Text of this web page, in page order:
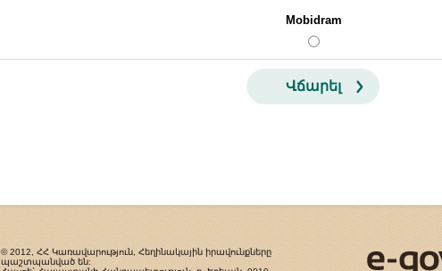
Mobidram
Վճարել
© 2012, ՀՀ Կառավարություն, Հեղինակային իրավունքները
պաշտպանված են: